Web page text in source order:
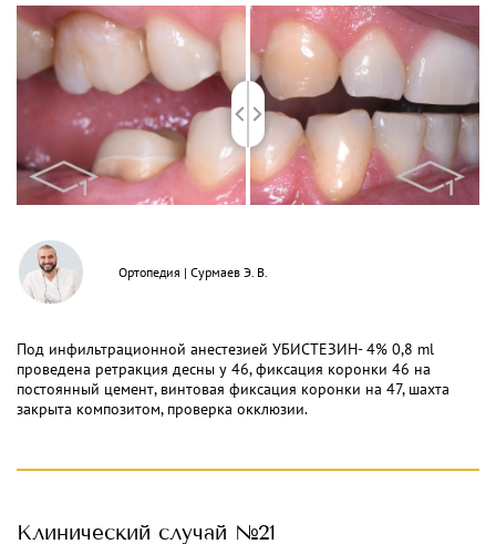
Ортопедия | Сурмаев Э. В.
Под инфильтрационной анестезией УБИСТЕЗИН- 4% 0,8 ml
проведена ретракция десны у 46, фиксация коронки 46 на
постоянный цемент, винтовая фиксация коронки на 47, шахта
закрыта композитом, проверка окклюзии.
Клинический случай №21